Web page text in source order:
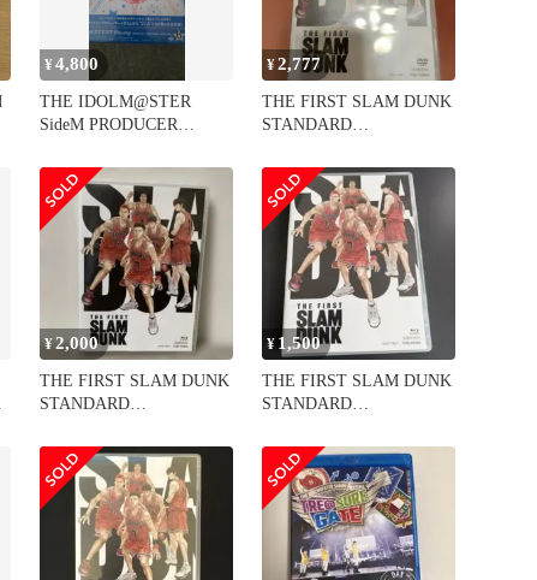
¥4,800
THE IDOLM@STER
SideM PRODUCER
¥2,777
THE FIRST SLAM DUNK
STANDARD
¥2,000
THE FIRST SLAM DUNK
STANDARD
¥ 1,500
THE FIRST SLAM DUNK
STANDARD